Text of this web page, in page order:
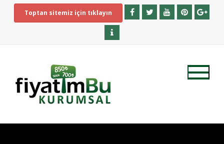
Toptan sitemiz için tıklayın